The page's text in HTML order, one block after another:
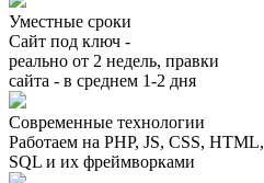
Уместные сроки
Сайт под ключ -
реально от 2 недель, правки
сайта - в среднем 1-2 дня
Современные технологии
Работаем на PHP, JS, CSS, HTML,
SQL и их фреймворками